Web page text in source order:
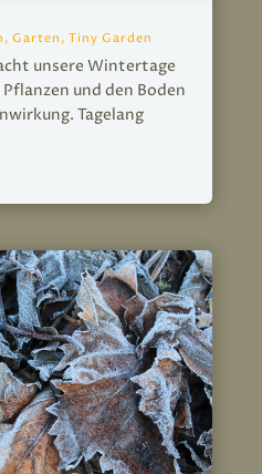
, Garten , Tiny Garden
unsere Wintertage
und den Boden
Tagelang